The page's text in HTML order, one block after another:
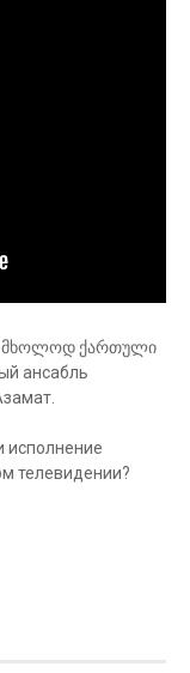
მხოლოდ ქართული
ансабль
исполнение
телевидении?